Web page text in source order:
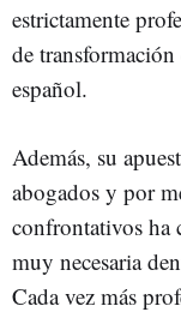
estrictamente
de
español.
Además, su
abogados y por
confrontativos ha
muy necesaria
Cada vez más